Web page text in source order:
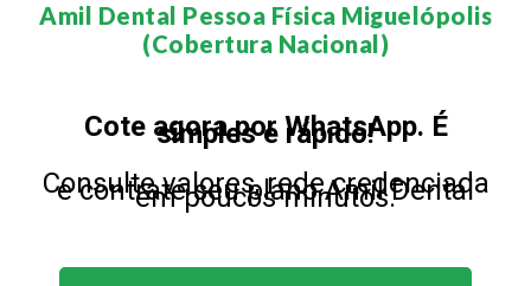
Amil Dental Pessoa Física Miguelópolis
(Cobertura Nacional)​
Cote agora por WhatsApp. É
simples e rápido!
Consulte valores, rede credenciada
e contrate seu plano Amil Dental
em poucos minutos.